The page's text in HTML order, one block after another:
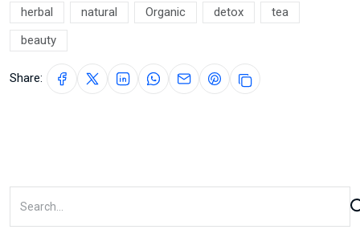
herbal
natural Organic detox
tea
beauty
Share: